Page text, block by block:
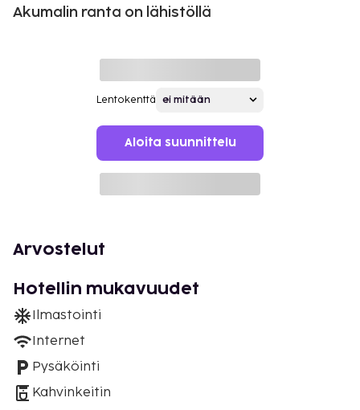
Akumalin ranta on lähistöllä
Lentokenttä
Aloita suunnittelu
Arvostelut
Hotellin mukavuudet
Ilmastointi
Internet
Pysäköinti
Kahvinkeitin